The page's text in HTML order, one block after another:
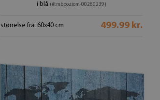
i blå (#tmbpoziom-00260239)
størrelse fra: 60x40 cm 499.99 kr.